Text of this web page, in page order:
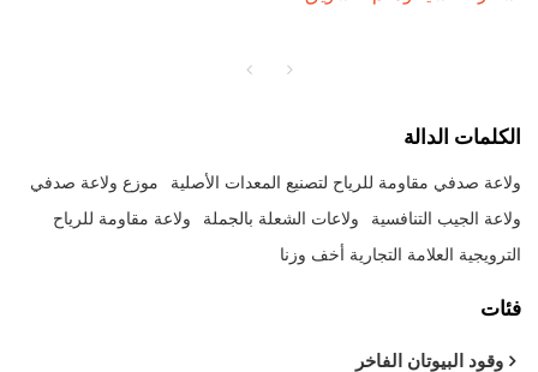
الكلمات الدالة
ولاعة صدفي مقاومة للرياح لتصنيع المعدات الأصلية موزع ولاعة صدفي
ولاعة الجيب التنافسية ولاعات الشعلة بالجملة ولاعة مقاومة للرياح
الترويجية العلامة التجارية أخف وزنا
فئات
وقود البيوتان الفاخر